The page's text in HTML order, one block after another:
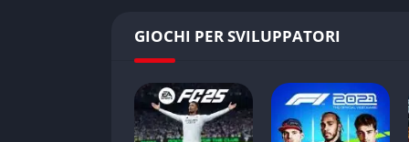
GIOCHI PER SVILUPPATORI